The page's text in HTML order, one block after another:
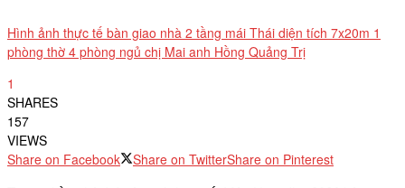
Hình ảnh thực tế bàn giao nhà 2 tầng mái Thái diện tích 7x20m 1
phòng thờ 4 phòng ngủ chị Mai anh Hồng Quảng Trị
1
SHARES
157
VIEWS
Share on Facebook
Share on TwitterShare on Pinterest